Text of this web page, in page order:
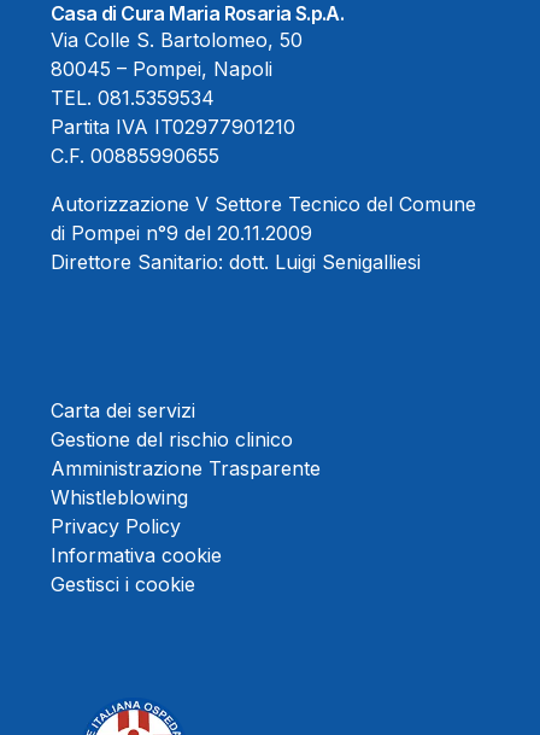
Casa di Cura Maria Rosaria S.p.A.
Via Colle S. Bartolomeo, 50
80045 – Pompei, Napoli
TEL. 081.5359534
Partita IVA IT02977901210
C.F. 00885990655
Autorizzazione V Settore Tecnico del Comune
di Pompei n°9 del 20.11.2009
Direttore Sanitario: dott. Luigi Senigalliesi
Carta dei servizi
Gestione del rischio clinico
Amministrazione Trasparente
Whistleblowing
Privacy Policy
Informativa cookie
Gestisci i cookie